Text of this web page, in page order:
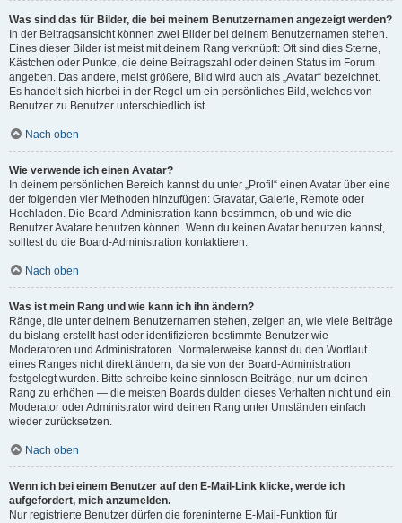
Was sind das für Bilder, die bei meinem Benutzernamen angezeigt werden?
In der Beitragsansicht können zwei Bilder bei deinem Benutzernamen stehen.
Eines dieser Bilder ist meist mit deinem Rang verknüpft: Oft sind dies Sterne,
Kästchen oder Punkte, die deine Beitragszahl oder deinen Status im Forum
angeben. Das andere, meist größere, Bild wird auch als „Avatar“ bezeichnet.
Es handelt sich hierbei in der Regel um ein persönliches Bild, welches von
Benutzer zu Benutzer unterschiedlich ist.
Nach oben
Wie verwende ich einen Avatar?
In deinem persönlichen Bereich kannst du unter „Profil“ einen Avatar über eine
der folgenden vier Methoden hinzufügen: Gravatar, Galerie, Remote oder
Hochladen. Die Board-Administration kann bestimmen, ob und wie die
Benutzer Avatare benutzen können. Wenn du keinen Avatar benutzen kannst,
solltest du die Board-Administration kontaktieren.
Nach oben
Was ist mein Rang und wie kann ich ihn ändern?
Ränge, die unter deinem Benutzernamen stehen, zeigen an, wie viele Beiträge
du bislang erstellt hast oder identifizieren bestimmte Benutzer wie
Moderatoren und Administratoren. Normalerweise kannst du den Wortlaut
eines Ranges nicht direkt ändern, da sie von der Board-Administration
festgelegt wurden. Bitte schreibe keine sinnlosen Beiträge, nur um deinen
Rang zu erhöhen — die meisten Boards dulden dieses Verhalten nicht und ein
Moderator oder Administrator wird deinen Rang unter Umständen einfach
wieder zurücksetzen.
Nach oben
Wenn ich bei einem Benutzer auf den E-Mail-Link klicke, werde ich
aufgefordert, mich anzumelden.
Nur registrierte Benutzer dürfen die foreninterne E-Mail-Funktion für